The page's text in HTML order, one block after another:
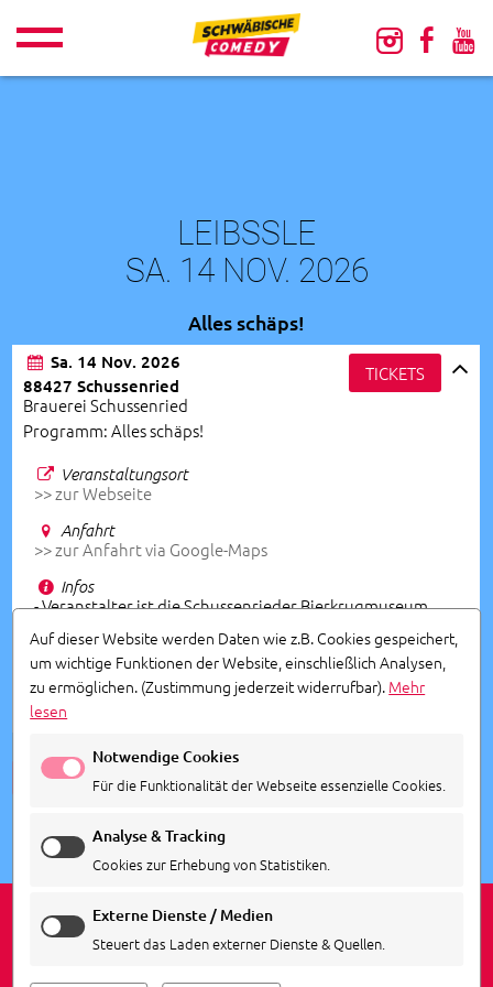
LEIBSSLE
SA. 14 NOV. 2026
Alles schäps!
Sa. 14 Nov. 2026
88427 Schussenried
Brauerei Schussenried
Programm: Alles schäps!
TICKETS
Veranstaltungsort
>> zur Webseite
Anfahrt
>> zur Anfahrt via Google-Maps
Infos
- Veranstalter ist die Schussenrieder Bierkrugmuseum
Vorverkauf
07583/404-11 | reservierung@schussenrieder.de
ALLE TERMINE ANSEHEN
Auf dieser Website werden Daten wie z.B. Cookies gespeichert,
um wichtige Funktionen der Website, einschließlich Analysen,
zu ermöglichen. (Zustimmung jederzeit widerrufbar). Mehr
lesen
Notwendige Cookies
Für die Funktionalität der Webseite essenzielle Cookies.
Analyse & Tracking
Cookies zur Erhebung von Statistiken.
Externe Dienste / Medien
Steuert das Laden externer Dienste & Quellen.